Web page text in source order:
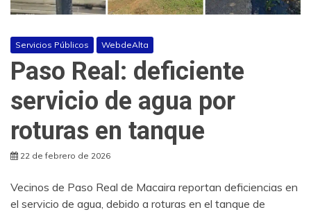
Servicios Públicos WebdeAlta
Paso Real: deficiente
servicio de agua por
roturas en tanque
22 de febrero de 2026
Vecinos de Paso Real de Macaira reportan deficiencias en
el servicio de agua, debido a roturas en el tanque de